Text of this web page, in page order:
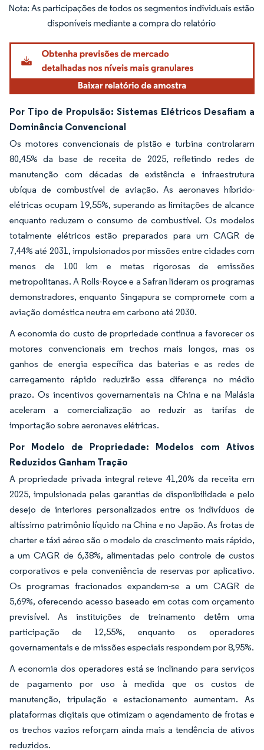
Imagem © Mordor Intelligence. O reuso requer atribuição conforme CC BY 4.0.
Por Tipo de Propulsão: Sistemas Elétricos Desafiam a
Dominância Convencional
Os motores convencionais de pistão e turbina controlaram
80,45% da base de receita de 2025, refletindo redes de
manutenção com décadas de existência e infraestrutura
ubíqua de combustível de aviação. As aeronaves híbrido-
elétricas ocupam 19,55%, superando as limitações de alcance
enquanto reduzem o consumo de combustível. Os modelos
totalmente elétricos estão preparados para um CAGR de
7,44% até 2031, impulsionados por missões entre cidades com
menos de 100 km e metas rigorosas de emissões
metropolitanas. A Rolls-Royce e a Safran lideram os programas
demonstradores, enquanto Singapura se compromete com a
aviação doméstica neutra em carbono até 2030.
A economia do custo de propriedade continua a favorecer os
motores convencionais em trechos mais longos, mas os
ganhos de energia específica das baterias e as redes de
carregamento rápido reduzirão essa diferença no médio
prazo. Os incentivos governamentais na China e na Malásia
aceleram a comercialização ao reduzir as tarifas de
importação sobre aeronaves elétricas.
Por Modelo de Propriedade: Modelos com Ativos
Reduzidos Ganham Tração
A propriedade privada integral reteve 41,20% da receita em
2025, impulsionada pelas garantias de disponibilidade e pelo
desejo de interiores personalizados entre os indivíduos de
altíssimo patrimônio líquido na China e no Japão. As frotas de
charter e táxi aéreo são o modelo de crescimento mais rápido,
a um CAGR de 6,38%, alimentadas pelo controle de custos
corporativos e pela conveniência de reservas por aplicativo.
Os programas fracionados expandem-se a um CAGR de
5,69%, oferecendo acesso baseado em cotas com orçamento
previsível. As instituições de treinamento detêm uma
participação de 12,55%, enquanto os operadores
governamentais e de missões especiais respondem por 8,95%.
A economia dos operadores está se inclinando para serviços
de pagamento por uso à medida que os custos de
manutenção, tripulação e estacionamento aumentam. As
plataformas digitais que otimizam o agendamento de frotas e
os trechos vazios reforçam ainda mais a tendência de ativos
reduzidos.